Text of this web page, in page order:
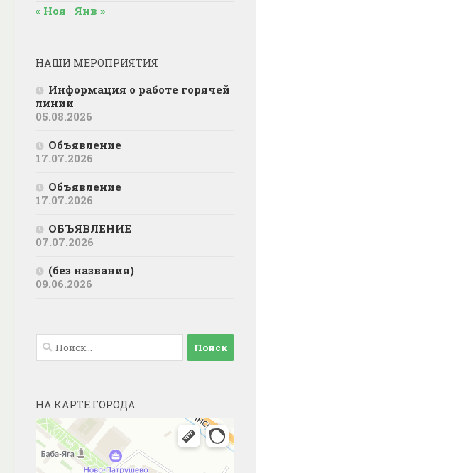
« Ноя
Янв »
НАШИ МЕРОПРИЯТИЯ
Информация о работе горячей
линии
05.08.2026
Объявление
17.07.2026
Объявление
17.07.2026
ОБЪЯВЛЕНИЕ
07.07.2026
(без названия)
09.06.2026
Найти:
НА КАРТЕ ГОРОДА